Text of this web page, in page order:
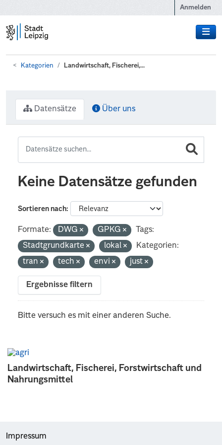
Anmelden
Kategorien Landwirtschaft, Fischerei,...
Landwirtschaft, Fischerei, Forstwirtschaft und
Nahrungsmittel
Datensätze Über uns
Keine Datensätze gefunden
Sortieren nach
Formate: DWG GPKG
Tags:
Stadtgrundkarte
lokal
Kategorien:
tran
tech envi just
Ergebnisse filtern
Bitte versuch es mit einer anderen Suche.
Impressum